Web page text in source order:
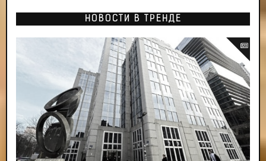
НОВОСТИ В ТРЕНДЕ